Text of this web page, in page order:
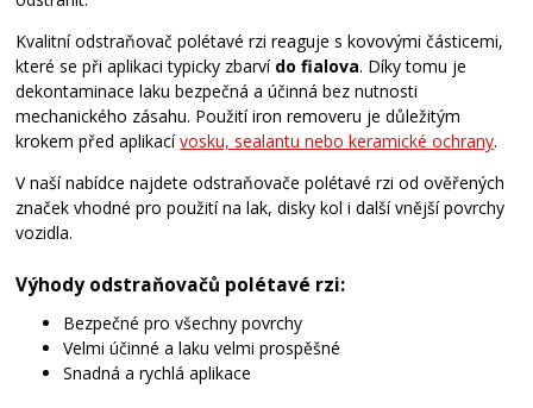
Kvalitní odstraňovač polétavé rzi reaguje s kovovými částicemi,
které se při aplikaci typicky zbarví do fialova. Díky tomu je
dekontaminace laku bezpečná a účinná bez nutnosti
mechanického zásahu. Použití iron removeru je důležitým
krokem před aplikacívosku, sealantu nebo keramické ochrany.
V naší nabídce najdete odstraňovače polétavé rzi od ověřených
značek vhodné pro použití na lak, disky kol i další vnější povrchy
vozidla.
Výhody odstraňovačů polétavé rzi:
Bezpečné pro všechny povrchy
Velmi účinné a laku velmi prospěšné
Snadná a rychlá aplikace